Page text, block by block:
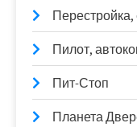
Перестройка,
Пилот,
Пит-Стоп
Планета